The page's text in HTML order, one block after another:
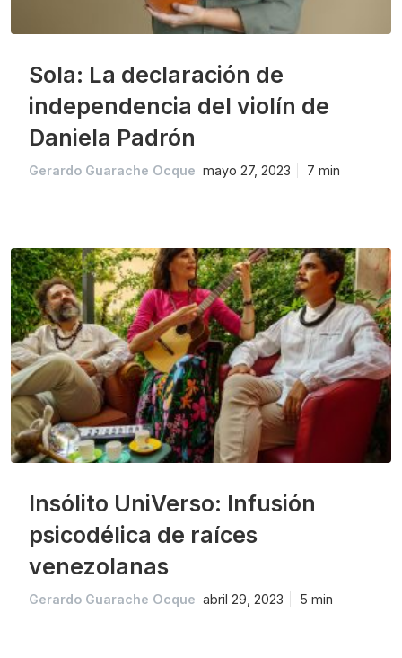
Sola: La declaración de
independencia del violín de
Daniela Padrón
Gerardo Guarache Ocque mayo 27, 2023 7 min
Insólito UniVerso: Infusión
psicodélica de raíces
venezolanas
Gerardo Guarache Ocque abril 29, 2023 5 min